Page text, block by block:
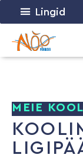
Lingid
MEIE KOOL